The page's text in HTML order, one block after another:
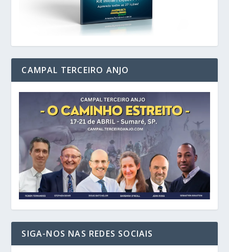
CAMPAL TERCEIRO ANJO
SIGA-NOS NAS REDES SOCIAIS